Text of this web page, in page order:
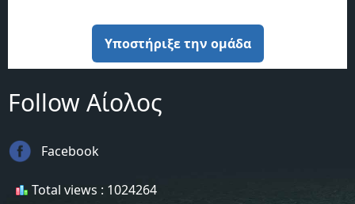
Υποστήριξε την ομάδα
Follow Αίολος
Facebook
Total views : 1024264